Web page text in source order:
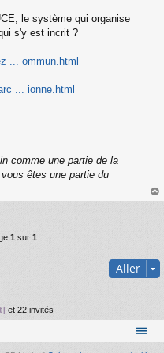
le système qui organise
s'y est incrit ?
... ommun.html
... ionne.html
comme une partie de la
êtes une partie du
au
1 sur 1
Aller
et 22 invités